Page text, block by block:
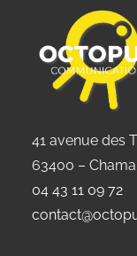
41 avenue des
63400 –
04 43 11 09 72